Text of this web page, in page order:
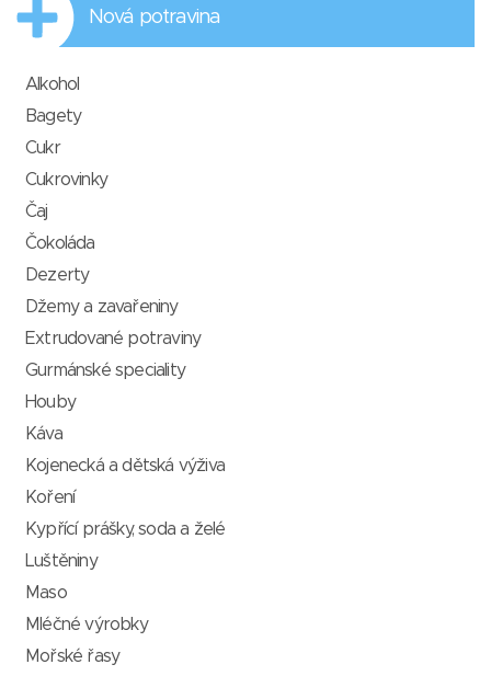
Nová potravina
Alkohol
Bagety
Cukr
Cukrovinky
Čaj
Čokoláda
Dezerty
Džemy a zavařeniny
Extrudované potraviny
Gurmánské speciality
Houby
Káva
Kojenecká a dětská výživa
Koření
Kypřící prášky, soda a želé
Luštěniny
Maso
Mléčné výrobky
Mořské řasy